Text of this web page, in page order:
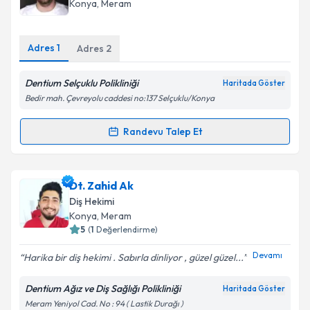
Takvim Talebini Gönder
bilgilendireceğiz.
Metni'ni okudum ve kişisel verilerimin belirtilen
kapsamda işlenmesini kabul ediyorum.
Takvim Talebini Gönder
Konya, Meram
Adres 1 Adres 2
Dentium Selçuklu Polikliniği Haritada Göster
Bedir mah. Çevreyolu caddesi no:137 Selçuklu/Konya
Randevu Talep Et
Randevu Takvimi Talebi
Dt. Ahmet Can Üzümcüoğlu
talebi oluşturun. Size bu uzmandan randevu almanız
için bir takvim hazırlandığında e-posta ile
bilgilendireceğiz.
E-posta Adresiniz
Dt. Zahid Ak
Diş Hekimi
Konya, Meram
5 (1 Değerlendirme)
Harika bir diş hekimi . Sabırla dinliyor , güzel güzel... Devamı
Dentium Ağız ve Diş Sağlığı Polikliniği Haritada Göster
Meram Yeniyol Cad. No : 94 ( Lastik Durağı )